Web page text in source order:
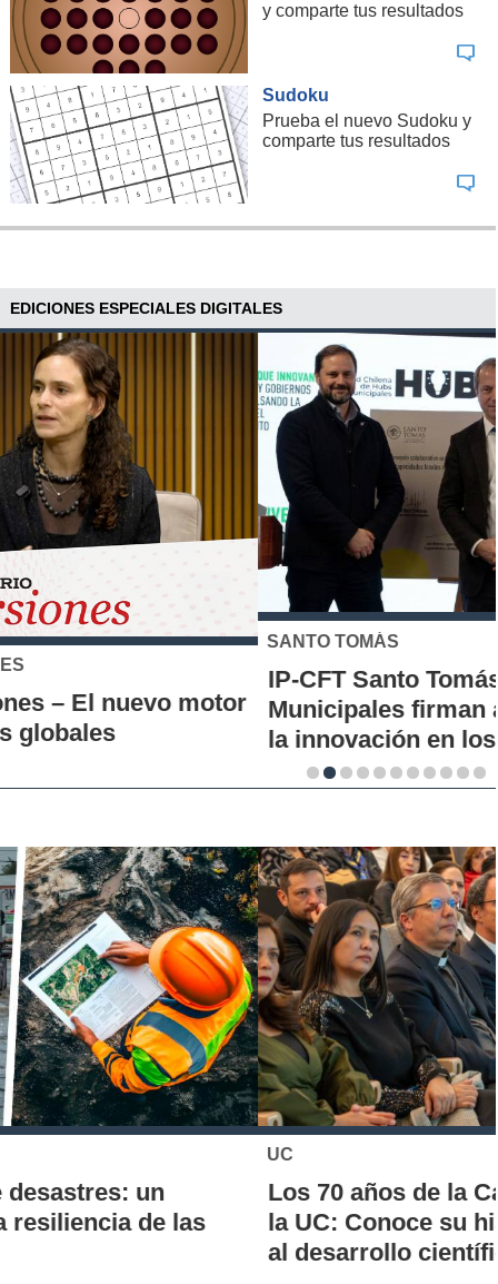
y comparte tus resultados
Sudoku
Prueba el nuevo Sudoku y
comparte tus resultados
EDICIONES ESPECIALES DIGITALES
SANTO TOMÁS
IP-CFT Santo Tomás y Red de Hubs
Municipales firman alianza para impulsar
la innovación en los territorios
Los 70 años de la Carrera de Química de
la UC: Conoce su historia, hitos y aporte
al desarrollo científico del país